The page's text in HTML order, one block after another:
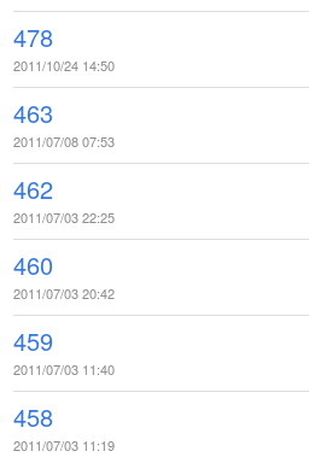
478
2011/10/24 14:50
463
2011/07/08 07:53
462
2011/07/03 22:25
460
2011/07/03 20:42
459
2011/07/03 11:40
458
2011/07/03 11:19